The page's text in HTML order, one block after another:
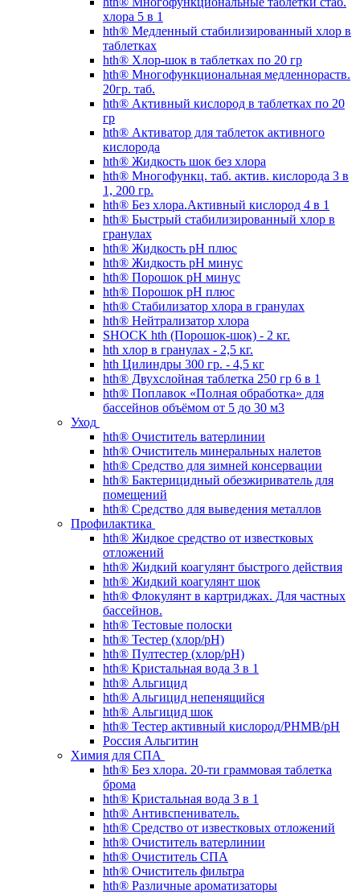
хлора 5 в 1
hth® Медленный стабилизированный хлор в
таблетках
hth® Хлор-шок в таблетках по 20 гр
hth® Многофункциональная медленнораств.
20гр. таб.
hth® Активный кислород в таблетках по 20
гр
hth® Активатор для таблеток активного
кислорода
hth® Жидкость шок без хлора
hth® Многофункц. таб. актив. кислорода 3 в
1, 200 гр.
hth® Без хлора.Активный кислород 4 в 1
hth® Быстрый стабилизированный хлор в
гранулах
hth® Жидкость pH плюс
hth® Жидкость pH минус
hth® Порошок pH минус
hth® Порошок pH плюс
hth® Стабилизатор хлора в гранулах
hth® Нейтрализатор хлора
SHOCK hth (Порошок-шок) - 2 кг.
hth хлор в гранулах - 2,5 кг.
hth Цилиндры 300 гр. - 4,5 кг
hth® Двухслойная таблетка 250 гр 6 в 1
hth® Поплавок «Полная обработка» для
бассейнов объёмом от 5 до 30 м3
Уход
hth® Очиститель ватерлинии
hth® Очиститель минеральных налетов
hth® Средство для зимней консервации
hth® Бактерицидный обезжириватель для
помещений
hth® Средство для выведения металлов
Профилактика
hth® Жидкое средство от известковых
отложений
hth® Жидкий коагулянт быстрого действия
hth® Жидкий коагулянт шок
hth® Флокулянт в картриджах. Для частных
бассейнов.
hth® Тестовые полоски
hth® Тестер (хлор/pH)
hth® Пултестер (хлор/pH)
hth® Кристальная вода 3 в 1
hth® Альгицид
hth® Альгицид непенящийся
hth® Альгицид шок
hth® Тестер активный кислород/PHMB/pH
Россия Альгитин
Химия для СПА
hth® Без хлора. 20-ти граммовая таблетка
брома
hth® Кристальная вода 3 в 1
hth® Антивспениватель.
hth® Средство от известковых отложений
hth® Очиститель ватерлинии
hth® Очиститель СПА
hth® Очиститель фильтра
hth® Различные ароматизаторы